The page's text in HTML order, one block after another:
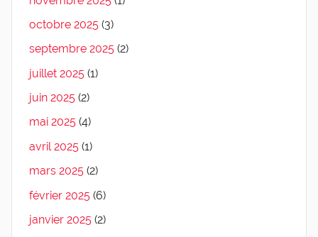
octobre 2025 (3)
septembre 2025 (2)
juillet 2025 (1)
juin 2025 (2)
mai 2025 (4)
avril 2025 (1)
mars 2025 (2)
février 2025 (6)
janvier 2025 (2)